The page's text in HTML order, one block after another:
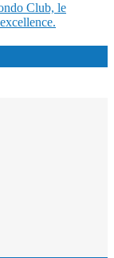
Club, le